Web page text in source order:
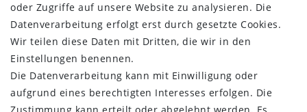
INFORMATIONEN:
Zahlungsinformationen
Versandinformationen
Über uns
Gutschein
oder Zugriffe auf unsere Website zu analysieren. Die
Datenverarbeitung erfolgt erst durch gesetzte Cookies.
Wir teilen diese Daten mit Dritten, die wir in den
Einstellungen benennen.
Die Datenverarbeitung kann mit Einwilligung oder
aufgrund eines berechtigten Interesses erfolgen. Die